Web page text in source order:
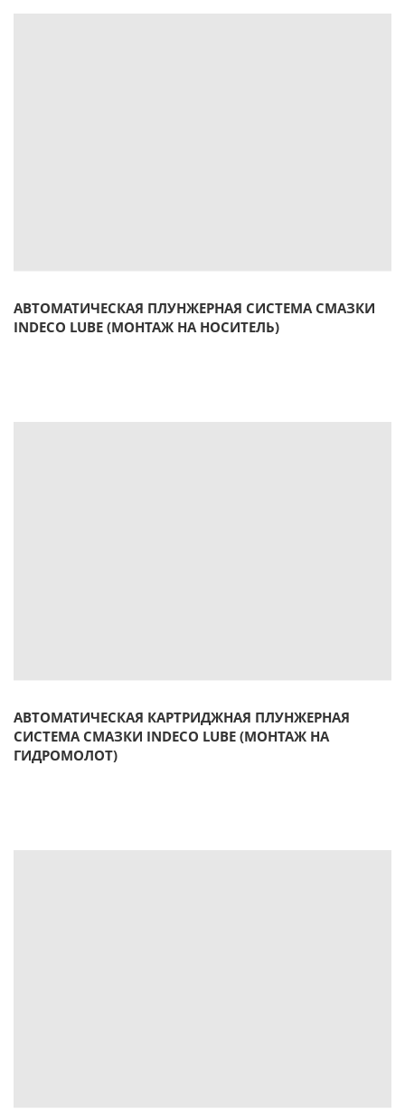
АВТОМАТИЧЕСКАЯ ПЛУНЖЕРНАЯ СИСТЕМА СМАЗКИ
INDECO LUBE (МОНТАЖ НА НОСИТЕЛЬ)
АВТОМАТИЧЕСКАЯ КАРТРИДЖНАЯ ПЛУНЖЕРНАЯ
СИСТЕМА СМАЗКИ INDECO LUBE (МОНТАЖ НА
ГИДРОМОЛОТ)